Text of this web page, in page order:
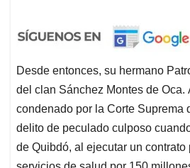
Desde entonces, su hermano
del clan Sánchez Montes de
condenado por la Corte Suprema
delito de peculado culposo
de Quibdó, al ejecutar un